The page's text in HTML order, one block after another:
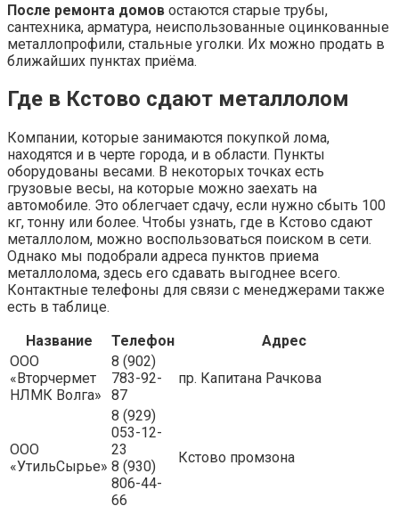
После ремонта домов остаются старые трубы,
сантехника, арматура, неиспользованные оцинкованные
металлопрофили, стальные уголки. Их можно продать в
ближайших пунктах приёма.
Где в Кстово сдают металлолом
Компании, которые занимаются покупкой лома,
находятся и в черте города, и в области. Пункты
оборудованы весами. В некоторых точках есть
грузовые весы, на которые можно заехать на
автомобиле. Это облегчает сдачу, если нужно сбыть 100
кг, тонну или более. Чтобы узнать, где в Кстово сдают
металлолом, можно воспользоваться поиском в сети.
Однако мы подобрали адреса пунктов приема
металлолома, здесь его сдавать выгоднее всего.
Контактные телефоны для связи с менеджерами также
есть в таблице.
Название
Телефон
Адрес
ООО
«Вторчермет
НЛМК Волга»
8 (902)
783-92-
87
пр. Капитана Рачкова
ООО
«УтильСырье»
8 (929)
053-12-
23
8 (930)
806-44-
66
Кстово промзона